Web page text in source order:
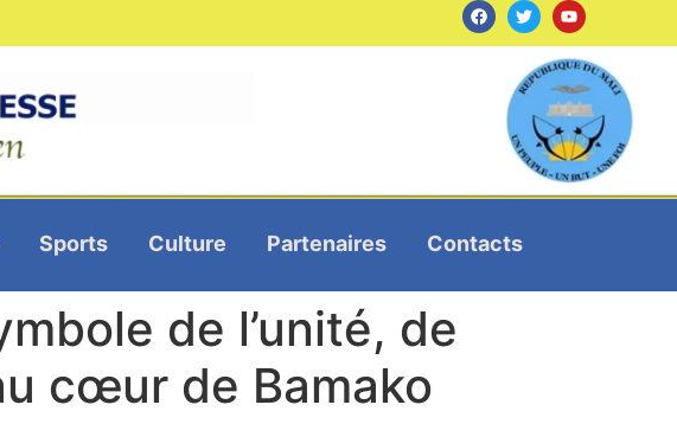
Sports Culture Partenaires Contacts
de l’unité, de
cœur de Bamako